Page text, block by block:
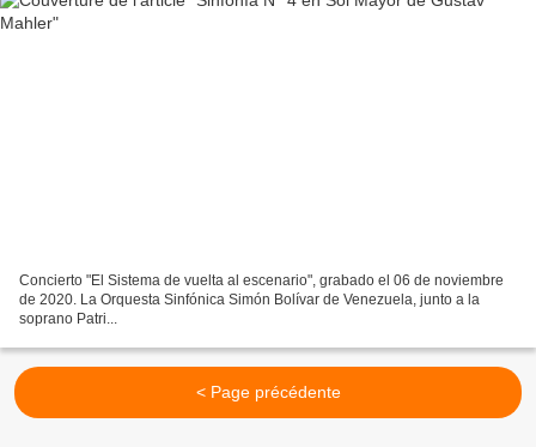
Concierto "El Sistema de vuelta al escenario", grabado el 06 de noviembre
de 2020. La Orquesta Sinfónica Simón Bolívar de Venezuela, junto a la
soprano Patri...
< Page précédente